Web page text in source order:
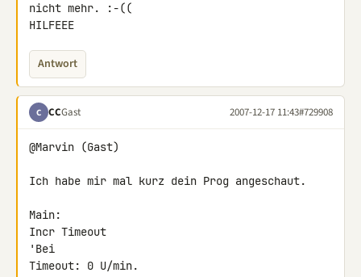
nicht mehr. :-((
HILFEEE
Antwort
C CCGast 2007-12-17 11:43#729908
@Marvin (Gast)
Ich habe mir mal kurz dein Prog angeschaut.
Main:
Incr Timeout
'Bei
Timeout: 0 U/min.